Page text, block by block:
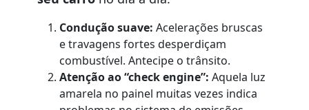
Condução suave: Acelerações bruscas
e travagens fortes desperdiçam
combustível. Antecipe o trânsito.
Atenção ao “check engine”: Aquela luz
amarela no painel muitas vezes indica